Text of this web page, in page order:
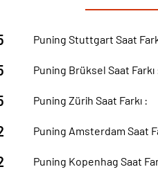
Puning Stuttgart Saat
Puning Brüksel Saat Farkı
Puning Zürih Saat Farkı :
Puning Amsterdam Saat
Puning Kopenhag Saat